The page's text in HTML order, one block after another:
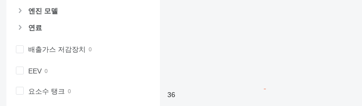
엔진 모델
연료
배출가스 저감장치
EEV
요소수 탱크
36